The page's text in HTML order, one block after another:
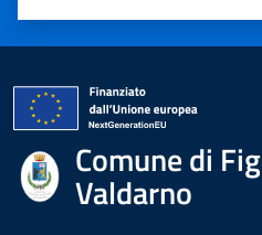
Valuta 5
Valuta 4 stelle su
Valuta 3 stelle su 5
Valuta 2 stelle su 5
Valuta 1 stelle su 5
Comune di
Valdarno